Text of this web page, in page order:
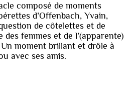
composé de moments
d’Offenbach, Yvain,
de côtelettes et de
des femmes et de l’(apparente)
moment brillant et drôle à
avec ses amis.